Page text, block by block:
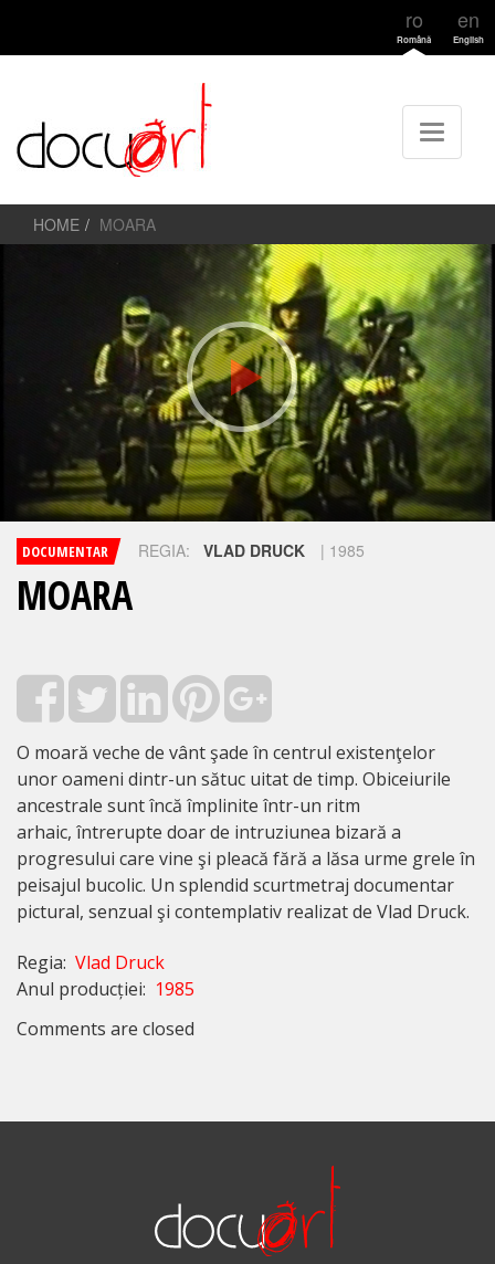
ro
Română
en
English
HOME MOARA
DOCUMENTAR REGIA: VLAD DRUCK | 1985
MOARA
O moară veche de vânt şade în centrul existenţelor
unor oameni dintr-un sătuc uitat de timp. Obiceiurile
ancestrale sunt încă împlinite într-un ritm
arhaic, întrerupte doar de intruziunea bizară a
progresului care vine şi pleacă fără a lăsa urme grele în
peisajul bucolic. Un splendid scurtmetraj documentar
pictural, senzual şi contemplativ realizat de Vlad Druck.
Regia: Vlad Druck
Anul producției: 1985
Comments are closed